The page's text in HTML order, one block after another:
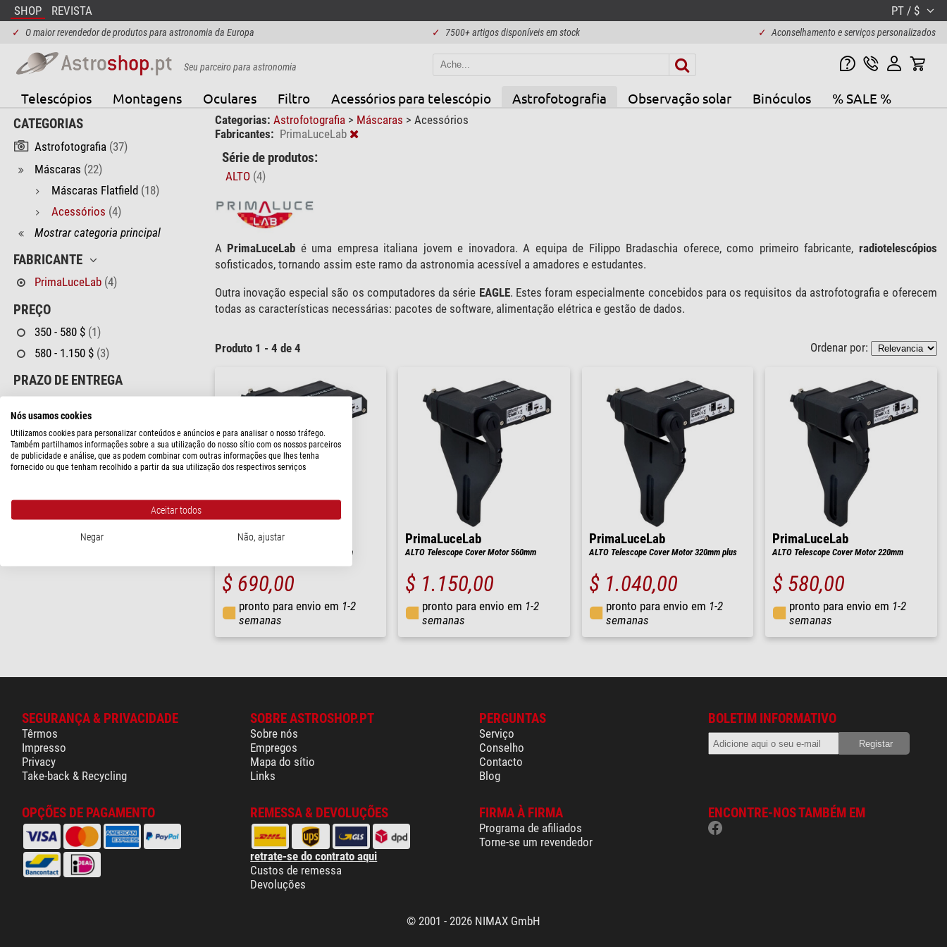
SHOP REVISTA PT / $
✓ O maior revendedor de produtos para astronomia da Europa ✓ 7500+ artigos disponíveis em stock ✓ Aconselhamento e serviços personalizados
Seu parceiro para astronomia
Telescópios Montagens Oculares Filtro Acessórios para telescópio Astrofotografia Observação solar Binóculos % SALE %
CATEGORIAS
Astrofotografia (37)
Máscaras (22)
Máscaras Flatfield (18)
Acessórios (4)
Mostrar categoria principal
FABRICANTE
PrimaLuceLab (4)
PREÇO
350 - 580 $ (1)
580 - 1.150 $ (3)
PRAZO DE ENTREGA
Categorias: Astrofotografia > Máscaras > Acessórios
Fabricantes: PrimaLuceLab
Série de produtos:
ALTO (4)
A PrimaLuceLab é uma empresa italiana jovem e inovadora. A equipa de Filippo Bradaschia oferece, como primeiro fabricante, radiotelescópios
sofisticados, tornando assim este ramo da astronomia acessível a amadores e estudantes.
Outra inovação especial são os computadores da série EAGLE. Estes foram especialmente concebidos para os requisitos da astrofotografia e oferecem
todas as características necessárias: pacotes de software, alimentação elétrica e gestão de dados.
Produto 1 - 4 de 4 Ordenar por:
PrimaLuceLab
ALTO Telescope Cover Motor 320mm
$ 690,00
pronto para envio em 1-2
semanas
PrimaLuceLab
ALTO Telescope Cover Motor 560mm
$ 1.150,00
pronto para envio em 1-2
semanas
PrimaLuceLab
ALTO Telescope Cover Motor 320mm plus
$ 1.040,00
pronto para envio em 1-2
semanas
PrimaLuceLab
ALTO Telescope Cover Motor 220mm
$ 580,00
pronto para envio em 1-2
semanas
SEGURANÇA & PRIVACIDADE
Têrmos
Impresso
Privacy
Take-back & Recycling
SOBRE ASTROSHOP.PT
Sobre nós
Empregos
Mapa do sítio
Links
PERGUNTAS
Serviço
Conselho
Contacto
Blog
BOLETIM INFORMATIVO
OPÇÕES DE PAGAMENTO REMESSA & DEVOLUÇÕES
retrate-se do contrato aqui
Custos de remessa
Devoluções
FIRMA À FIRMA
Programa de afiliados
Torne-se um revendedor
ENCONTRE-NOS TAMBÉM EM
© 2001 - 2026 NIMAX GmbH
Nós usamos cookies
Utilizamos cookies para personalizar conteúdos e anúncios e para analisar o nosso tráfego.
Também partilhamos informações sobre a sua utilização do nosso sítio com os nossos parceiros
de publicidade e análise, que as podem combinar com outras informações que lhes tenha
fornecido ou que tenham recolhido a partir da sua utilização dos respectivos serviços
Aceitar todos
Negar Não, ajustar